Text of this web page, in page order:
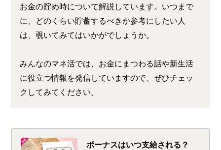
お金の貯め時について解説しています。いつまで
に、どのくらい貯蓄するべきか参考にしたい人
は、覗いてみてはいかがでしょうか。
みんなのマネ活では、お金にまつわる話や新生活
に役立つ情報を発信していますので、ぜひチェッ
クしてみてください。
ボーナスはいつ支給される？